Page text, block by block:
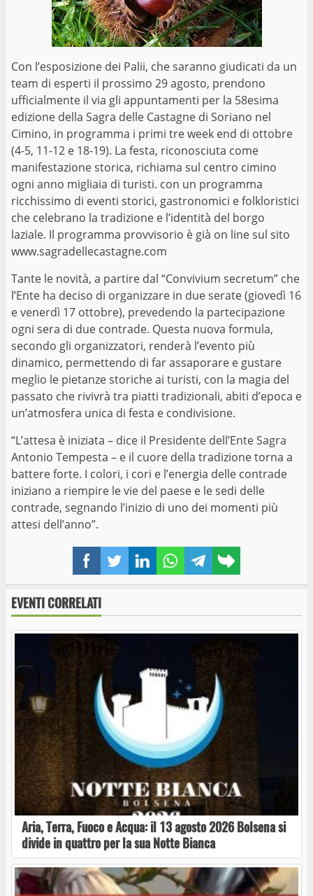
FacebookTwitterLinkedInWhatsAppTelegram
link
Con l’esposizione dei Palii, che saranno giudicati da un
team di esperti il prossimo 29 agosto, prendono
ufficialmente il via gli appuntamenti per la 58esima
edizione della Sagra delle Castagne di Soriano nel
Cimino, in programma i primi tre week end di ottobre
(4-5, 11-12 e 18-19). La festa, riconosciuta come
manifestazione storica, richiama sul centro cimino
ogni anno migliaia di turisti. con un programma
ricchissimo di eventi storici, gastronomici e folkloristici
che celebrano la tradizione e l’identità del borgo
laziale. Il programma provvisorio è già on line sul sito
www.sagradellecastagne.com
Tante le novità, a partire dal “Convivium secretum” che
l’Ente ha deciso di organizzare in due serate (giovedì 16
e venerdì 17 ottobre), prevedendo la partecipazione
ogni sera di due contrade. Questa nuova formula,
secondo gli organizzatori, renderà l’evento più
dinamico, permettendo di far assaporare e gustare
meglio le pietanze storiche ai turisti, con la magia del
passato che rivivrà tra piatti tradizionali, abiti d’epoca e
un’atmosfera unica di festa e condivisione.
“L’attesa è iniziata – dice il Presidente dell’Ente Sagra
Antonio Tempesta – e il cuore della tradizione torna a
battere forte. I colori, i cori e l’energia delle contrade
iniziano a riempire le vie del paese e le sedi delle
contrade, segnando l’inizio di uno dei momenti più
attesi dell’anno”.
EVENTI CORRELATI
Aria, Terra, Fuoco e Acqua: il 13 agosto 2026 Bolsena si
divide in quattro per la sua Notte Bianca
Cultura, spettacolo, sport e giornalismo giovedì
28 maggio a Soriano nel Cimino
Francesco alla deriva: riflessioni in cammino
su San Francesco e le sue radici
Soriano nel Cimino: domenica 17 maggio torna
“Alla Corte del Castello”